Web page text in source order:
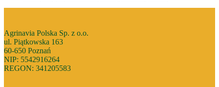
Agrinavia Polska Sp. z o.o.
ul. Piątkowska 163
60-650 Poznań
NIP: 5542916264
REGON: 341205583